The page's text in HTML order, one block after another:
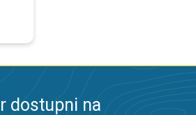
dostupni na